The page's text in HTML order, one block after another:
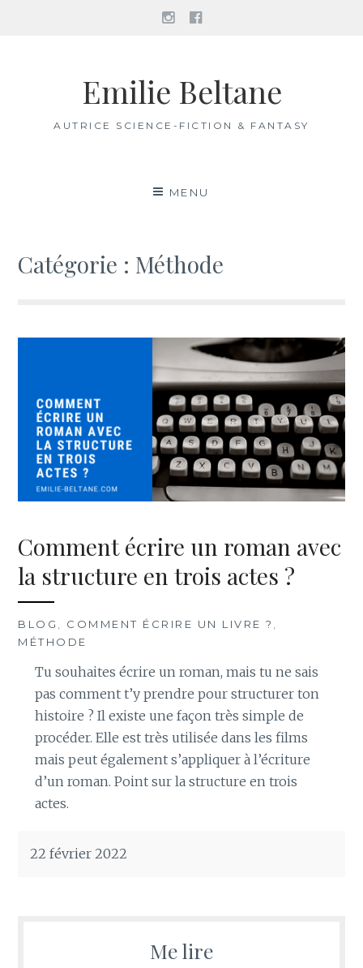
Instagram
Facebook
Emilie Beltane
AUTRICE SCIENCE-FICTION & FANTASY
MENU
Catégorie : Méthode
Comment écrire un roman avec
la structure en trois actes ?
BLOG COMMENT ÉCRIRE UN LIVRE ?
MÉTHODE
Tu souhaites écrire un roman, mais tu ne sais
pas comment t’y prendre pour structurer ton
histoire ? Il existe une façon très simple de
procéder. Elle est très utilisée dans les films
mais peut également s’appliquer à l’écriture
d’un roman. Point sur la structure en trois
actes.
22 février 2022
Me lire